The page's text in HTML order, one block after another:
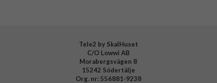
Tele2 by SkalHuset
C/O Lowwi AB
Morabergsvägen 8
15242 Södertälje
Org. nr: 556881-9238